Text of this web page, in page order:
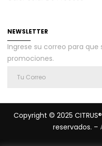
NEWSLETTER
Ingrese su correo para
promociones.
Copyright © 2025
reservados. –